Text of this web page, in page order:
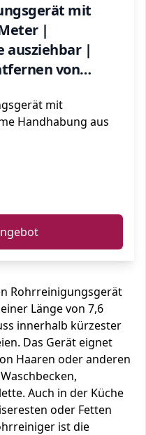
mit
|
ausziehbar |
von
verstopft
mit
Handhabung aus
Rohrreinigungsgerät
Länge von 7,6
innerhalb kürzester
Das Gerät eignet
Haaren oder anderen
Auch in der Küche
oder Fetten
ist die